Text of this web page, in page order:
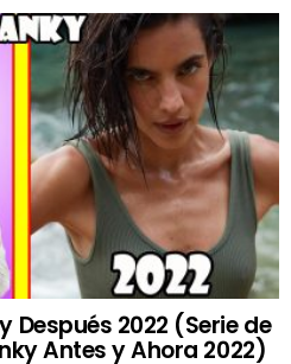
Después 2022 (Serie de
Antes y Ahora 2022)